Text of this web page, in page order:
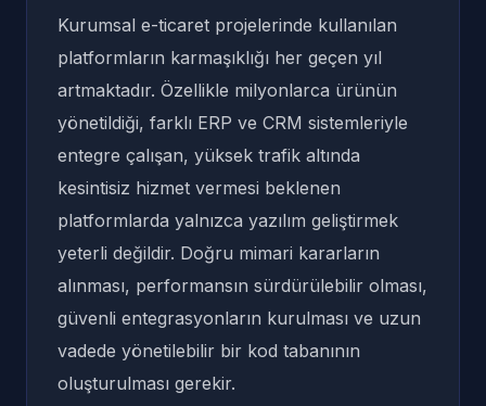
Kurumsal e-ticaret projelerinde kullanılan
platformların karmaşıklığı her geçen yıl
artmaktadır. Özellikle milyonlarca ürünün
yönetildiği, farklı ERP ve CRM sistemleriyle
entegre çalışan, yüksek trafik altında
kesintisiz hizmet vermesi beklenen
platformlarda yalnızca yazılım geliştirmek
yeterli değildir. Doğru mimari kararların
alınması, performansın sürdürülebilir olması,
güvenli entegrasyonların kurulması ve uzun
vadede yönetilebilir bir kod tabanının
oluşturulması gerekir.